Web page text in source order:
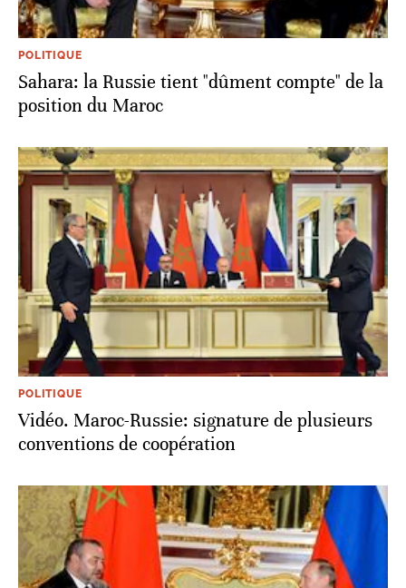
POLITIQUE
Sahara: la Russie tient "dûment compte" de la
position du Maroc
POLITIQUE
Vidéo. Maroc-Russie: signature de plusieurs
conventions de coopération